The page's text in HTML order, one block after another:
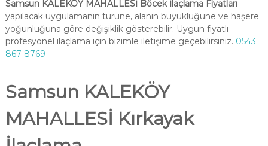
Samsun KALEKÖY MAHALLESİ Böcek İlaçlama Fiyatları
yapılacak uygulamanın türüne, alanın büyüklüğüne ve haşere
yoğunluğuna göre değişiklik gösterebilir. Uygun fiyatlı
profesyonel ilaçlama için bizimle iletişime geçebilirsiniz. 0543
867 8769
Samsun KALEKÖY
MAHALLESİ Kırkayak